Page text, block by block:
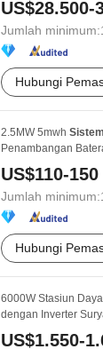
US$28.500-
Jumlah minimum:
Hubungi
2.5MW 5mwh Sistem
Penambangan
US$110-150
Jumlah minimum:
Hubungi
6000W Stasiun
dengan Inverter
US$1.550-